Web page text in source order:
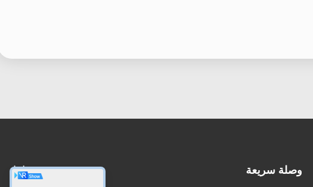
وصلة سريعة عنواننا